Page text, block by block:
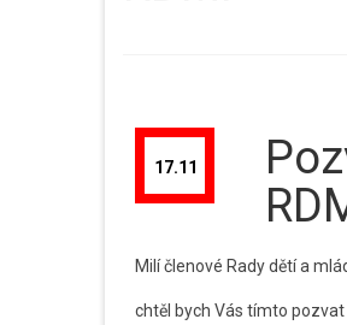
17.11
Milí členové Rady dětí a
chtěl bych Vás tímto pozvat